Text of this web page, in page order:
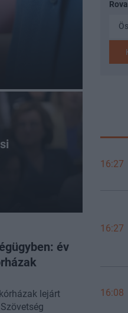
év
lejárt
16:27
16:27
16:08